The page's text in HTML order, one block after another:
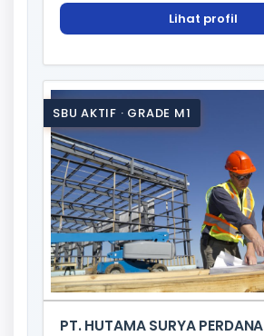
Lihat profil
SBU AKTIF · GRADE M1
PT. HUTAMA SURYA PERDANA